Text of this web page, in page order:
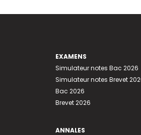
EXAMENS
Simulateur notes Bac 2026
Simulateur notes Brevet
Bac 2026
Brevet 2026
ANNALES